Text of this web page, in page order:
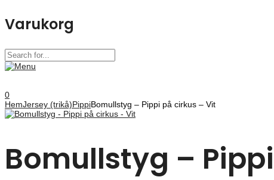
Varukorg
0
HemJersey (trikå)PippiBomullstyg – Pippi på cirkus – Vit
Bomullstyg –